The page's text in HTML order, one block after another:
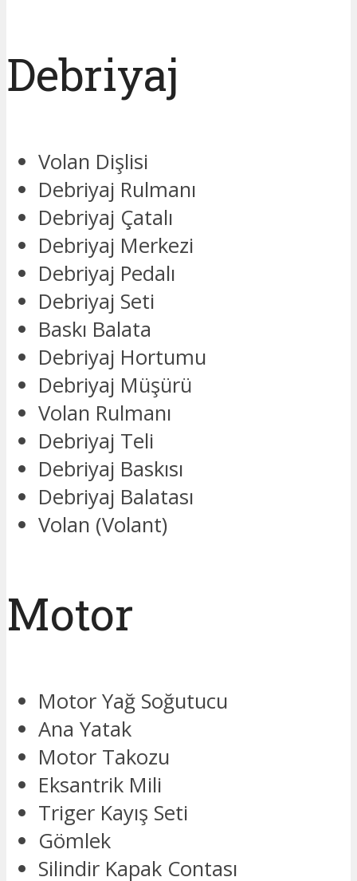
Debriyaj
Volan Dişlisi
Debriyaj Rulmanı
Debriyaj Çatalı
Debriyaj Merkezi
Debriyaj Pedalı
Debriyaj Seti
Baskı Balata
Debriyaj Hortumu
Debriyaj Müşürü
Volan Rulmanı
Debriyaj Teli
Debriyaj Baskısı
Debriyaj Balatası
Volan (Volant)
Motor
Motor Yağ Soğutucu
Ana Yatak
Motor Takozu
Eksantrik Mili
Triger Kayış Seti
Gömlek
Silindir Kapak Contası